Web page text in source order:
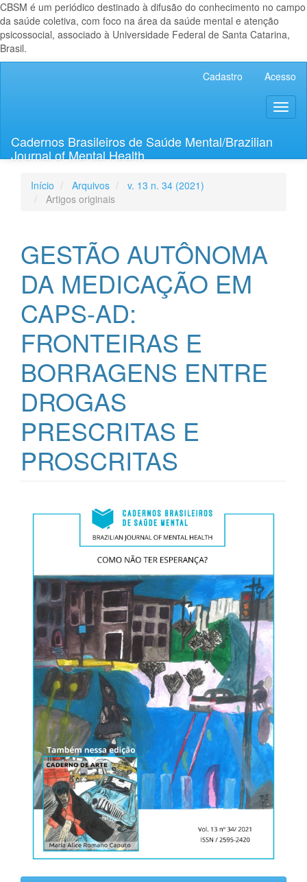
CBSM é um periódico destinado à difusão do conhecimento no campo
da saúde coletiva, com foco na área da saúde mental e atenção
psicossocial, associado à Universidade Federal de Santa Catarina,
Brasil.
Lateral
Cadastro Acesso
Cadernos Brasileiros de Saúde Mental/Brazilian
Journal of Mental Health
Início Arquivos
v. 13 n. 34 (2021)
Artigos originais
GESTÃO AUTÔNOMA
DA MEDICAÇÃO EM
CAPS-AD:
FRONTEIRAS E
BORRAGENS ENTRE
DROGAS
PRESCRITAS E
PROSCRITAS
Barra
artigos